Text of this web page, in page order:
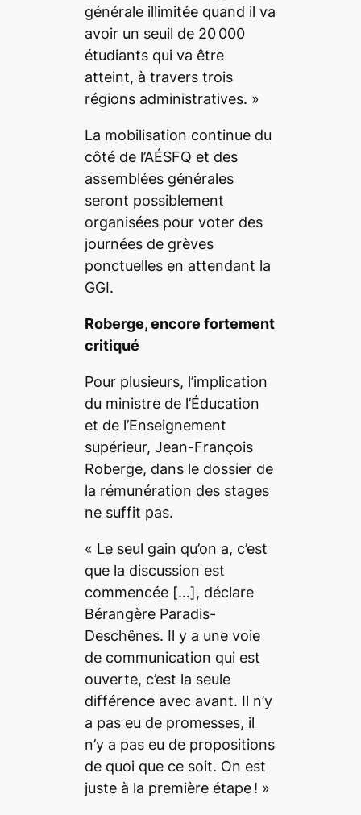
générale illimitée quand il va
avoir un seuil de 20 000
étudiants qui va être
atteint, à travers trois
régions administratives. »
La mobilisation continue du
côté de l’AÉSFQ et des
assemblées générales
seront possiblement
organisées pour voter des
journées de grèves
ponctuelles en attendant la
GGI.
Roberge, encore fortement
critiqué
Pour plusieurs, l’implication
du ministre de l’Éducation
et de l’Enseignement
supérieur, Jean-François
Roberge, dans le dossier de
la rémunération des stages
ne suffit pas.
« Le seul gain qu’on a, c’est
que la discussion est
commencée […], déclare
Bérangère Paradis-
Deschênes. Il y a une voie
de communication qui est
ouverte, c’est la seule
différence avec avant. Il n’y
a pas eu de promesses, il
n’y a pas eu de propositions
de quoi que ce soit. On est
juste à la première étape ! »